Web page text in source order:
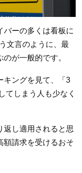
バーの多くは看板に
文言のように、最
が一般的です。
キングを見て、「3
てしまう人も少なく
返し適用されると思
額請求を受けるおそ